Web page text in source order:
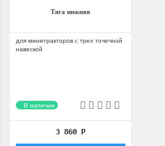
Тяга нижняя
для минитракторов с трех точечной
навеской
В наличии
3 860 Р